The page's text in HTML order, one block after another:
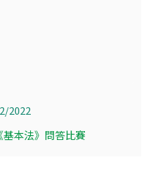
2022
本法》問答比賽